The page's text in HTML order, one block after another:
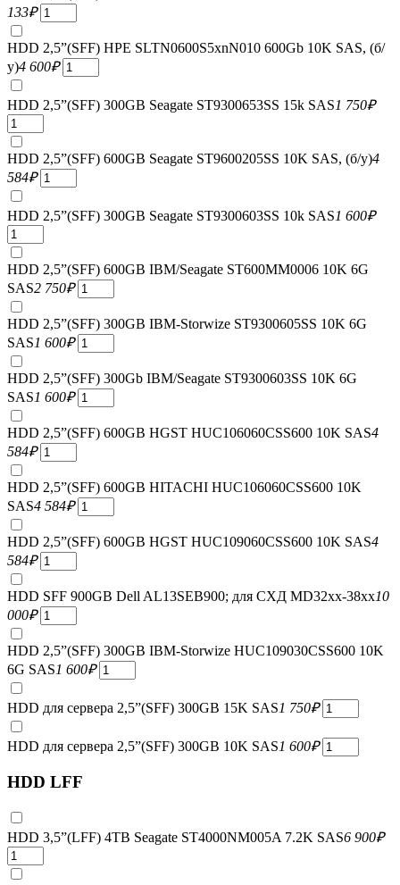
133₽
HDD 2,5”(SFF) HPE SLTN0600S5xnN010 600Gb 10K SAS, (б/
у)4 600₽
HDD 2,5”(SFF) 300GB Seagate ST9300653SS 15k SAS1 750₽
HDD 2,5”(SFF) 600GB Seagate ST9600205SS 10K SAS, (б/у)4
584₽
HDD 2,5”(SFF) 300GB Seagate ST9300603SS 10k SAS1 600₽
HDD 2,5”(SFF) 600GB IBM/Seagate ST600MM0006 10K 6G
SAS2 750₽
HDD 2,5”(SFF) 300GB IBM-Storwize ST9300605SS 10K 6G
SAS1 600₽
HDD 2,5”(SFF) 300Gb IBM/Seagate ST9300603SS 10K 6G
SAS1 600₽
HDD 2,5”(SFF) 600GB HGST HUC106060CSS600 10K SAS4
584₽
HDD 2,5”(SFF) 600GB HITACHI HUC106060CSS600 10K
SAS4 584₽
HDD 2,5”(SFF) 600GB HGST HUC109060CSS600 10K SAS4
584₽
HDD SFF 900GB Dell AL13SEB900; для СХД MD32xx-38xx10
000₽
HDD 2,5”(SFF) 300GB IBM-Storwize HUC109030CSS600 10K
6G SAS1 600₽
HDD для сервера 2,5”(SFF) 300GB 15K SAS1 750₽
HDD для сервера 2,5”(SFF) 300GB 10K SAS1 600₽
HDD LFF
HDD 3,5”(LFF) 4TB Seagate ST4000NM005A 7.2K SAS6 900₽